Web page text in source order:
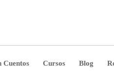
Cuentos Cursos Blog